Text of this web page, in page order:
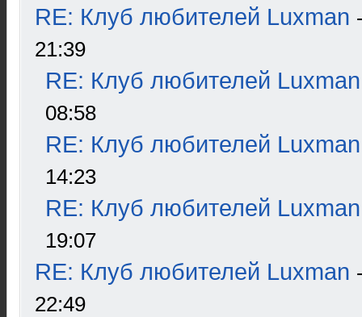
RE: Клуб любителей Luxman
21:39
RE: Клуб любителей Luxman
08:58
RE: Клуб любителей Luxman
14:23
RE: Клуб любителей Luxman
19:07
RE: Клуб любителей Luxman
22:49